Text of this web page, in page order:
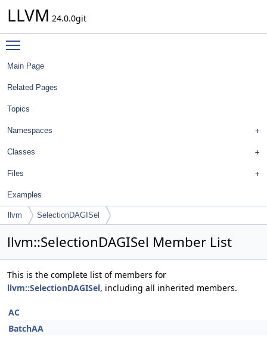
LLVM 24.0.0git
Main Page
Related Pages
Topics
Namespaces
Classes
Files
Examples
llvm SelectionDAGISel
llvm::SelectionDAGISel Member List
This is the complete list of members for
llvm::SelectionDAGISel, including all inherited members.
AC
BatchAA